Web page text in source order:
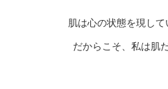
肌は心の状態を現して
だからこそ、私は肌